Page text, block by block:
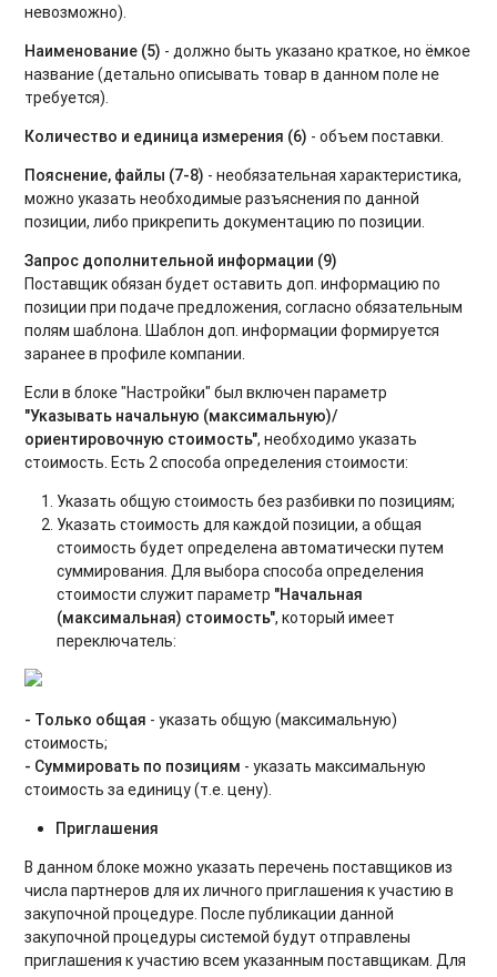
невозможно).
Наименование (5) - должно быть указано краткое, но ёмкое
название (детально описывать товар в данном поле не
требуется).
Количество и единица измерения (6) - объем поставки.
Пояснение, файлы (7-8) - необязательная характеристика,
можно указать необходимые разъяснения по данной
позиции, либо прикрепить документацию по позиции.
Запрос дополнительной информации (9)
Поставщик обязан будет оставить доп. информацию по
позиции при подаче предложения, согласно обязательным
полям шаблона. Шаблон доп. информации формируется
заранее в профиле компании.
Если в блоке "Настройки" был включен параметр
"Указывать начальную (максимальную)/
ориентировочную стоимость", необходимо указать
стоимость. Есть 2 способа определения стоимости:
Указать общую стоимость без разбивки по позициям;
Указать стоимость для каждой позиции, а общая
стоимость будет определена автоматически путем
суммирования. Для выбора способа определения
стоимости служит параметр "Начальная
(максимальная) стоимость", который имеет
переключатель:
- Только общая - указать общую (максимальную)
стоимость;
- Суммировать по позициям - указать максимальную
стоимость за единицу (т.е. цену).
Приглашения
В данном блоке можно указать перечень поставщиков из
числа партнеров для их личного приглашения к участию в
закупочной процедуре. После публикации данной
закупочной процедуры системой будут отправлены
приглашения к участию всем указанным поставщикам. Для